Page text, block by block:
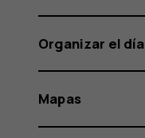
Organizar el día
Mapas